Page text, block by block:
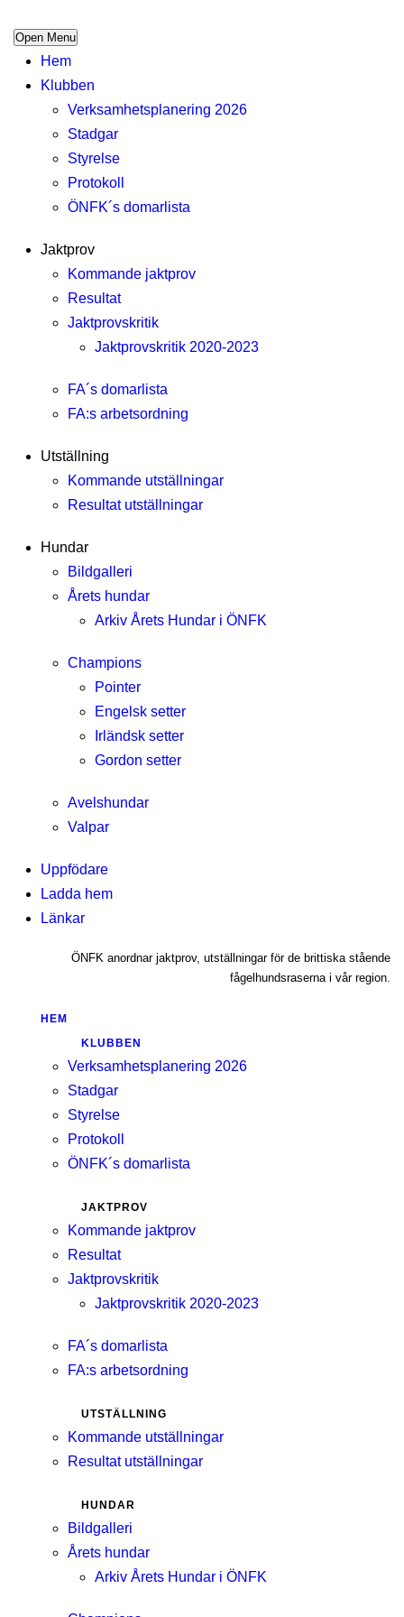
Open Menu
Hem
Klubben
Verksamhetsplanering 2026
Stadgar
Styrelse
Protokoll
ÖNFK´s domarlista
Jaktprov
Kommande jaktprov
Resultat
Jaktprovskritik
Jaktprovskritik 2020-2023
FA´s domarlista
FA:s arbetsordning
Utställning
Kommande utställningar
Resultat utställningar
Hundar
Bildgalleri
Årets hundar
Arkiv Årets Hundar i ÖNFK
Champions
Pointer
Engelsk setter
Irländsk setter
Gordon setter
Avelshundar
Valpar
Uppfödare
Ladda hem
Länkar
ÖNFK anordnar jaktprov, utställningar för de brittiska stående
fågelhundsraserna i vår region.
HEM
KLUBBEN
Verksamhetsplanering 2026
Stadgar
Styrelse
Protokoll
ÖNFK´s domarlista
JAKTPROV
Kommande jaktprov
Resultat
Jaktprovskritik
Jaktprovskritik 2020-2023
FA´s domarlista
FA:s arbetsordning
UTSTÄLLNING
Kommande utställningar
Resultat utställningar
HUNDAR
Bildgalleri
Årets hundar
Arkiv Årets Hundar i ÖNFK